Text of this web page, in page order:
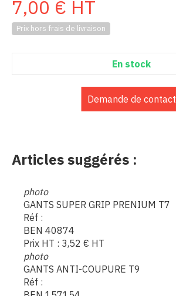
7,00 € HT
Prix hors frais de livraison
En stock
Demande de contact
Articles suggérés :
photo
GANTS SUPER GRIP PRENIUM T7
Réf :
BEN 40874
Prix HT : 3,52 € HT
photo
GANTS ANTI-COUPURE T9
Réf :